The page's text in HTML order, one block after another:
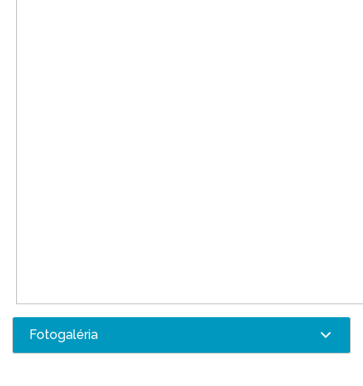
Fotogaléria